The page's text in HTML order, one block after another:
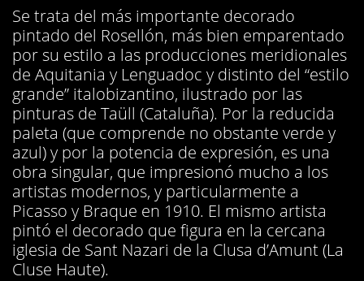
Se trata del más importante decorado
pintado del Rosellón, más bien emparentado
por su estilo a las producciones meridionales
de Aquitania y Lenguadoc y distinto del “estilo
grande” italobizantino, ilustrado por las
pinturas de Taüll (Cataluña). Por la reducida
paleta (que comprende no obstante verde y
azul) y por la potencia de expresión, es una
obra singular, que impresionó mucho a los
artistas modernos, y particularmente a
Picasso y Braque en 1910. El mismo artista
pintó el decorado que figura en la cercana
iglesia de Sant Nazari de la Clusa d’Amunt (La
Cluse Haute).